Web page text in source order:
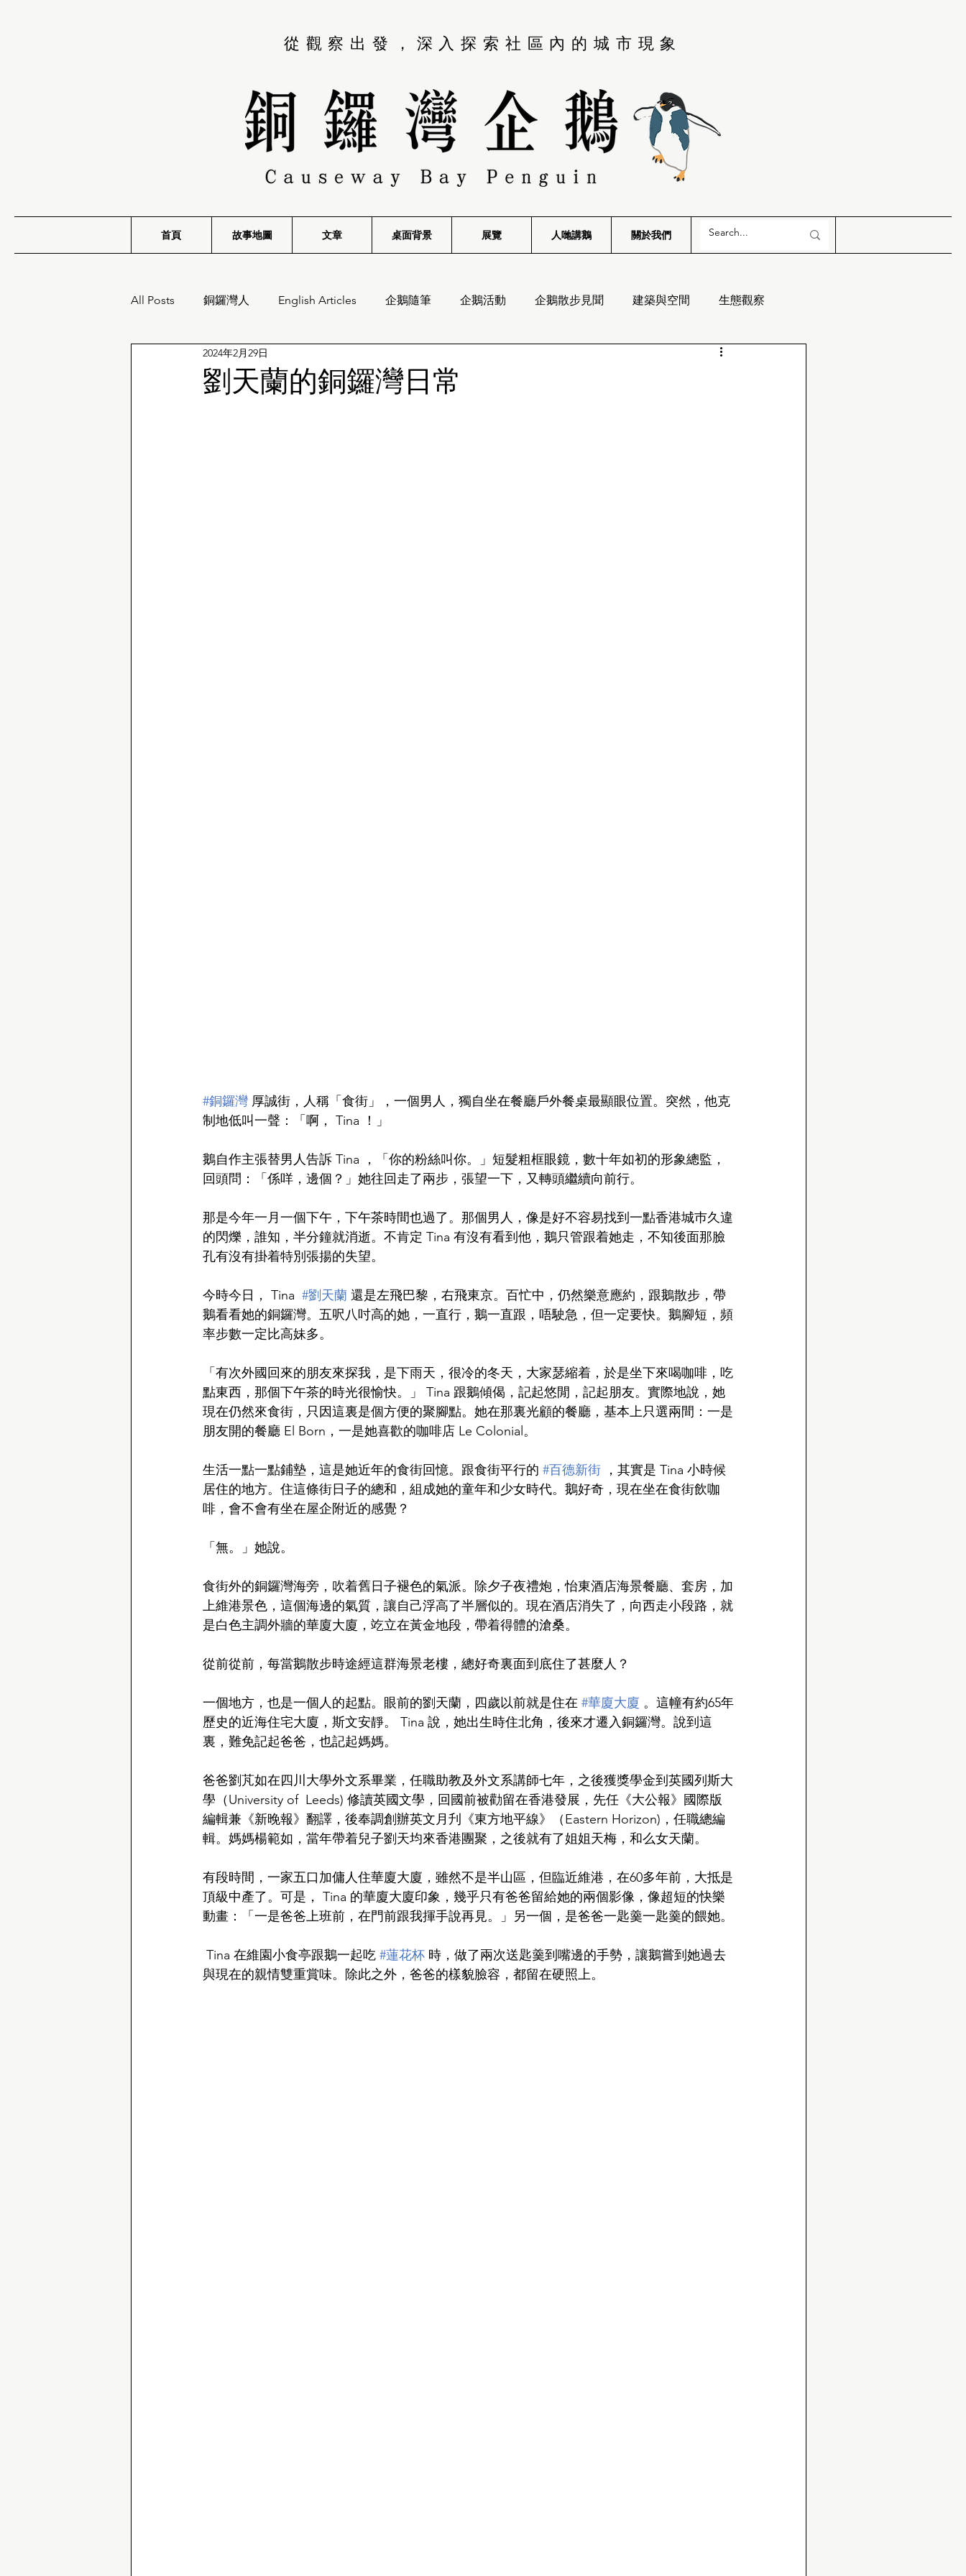
從觀察出發，深入探索社區內的城市現象
首頁 故事地圖 文章 桌面背景 展覽 ​人哋講鵝 關於我們
All Posts 銅鑼灣人 English Articles 企鵝隨筆 企鵝活動 企鵝散步見聞 建築與空間 生態觀察
企鵝冷知識
劉天蘭的銅鑼灣日常
2024年2月29日
#銅鑼灣 厚誠街，人稱「食街」，一個男人，獨自坐在餐廳戶外餐桌最顯眼位置。突然，他克
制地低叫一聲：「啊， Tina ！」
鵝自作主張替男人告訴 Tina ，「你的粉絲叫你。」短髮粗框眼鏡，數十年如初的形象總監，
回頭問：「係咩，邊個？」她往回走了兩步，張望一下，又轉頭繼續向前行。
那是今年一月一個下午，下午茶時間也過了。那個男人，像是好不容易找到一點香港城巿久違
的閃爍，誰知，半分鐘就消逝。不肯定 Tina 有沒有看到他，鵝只管跟着她走，不知後面那臉
孔有沒有掛着特別張揚的失望。
今時今日， Tina #劉天蘭 還是左飛巴黎，右飛東京。百忙中，仍然樂意應約，跟鵝散步，帶
鵝看看她的銅鑼灣。五呎八吋高的她，一直行，鵝一直跟，唔駛急，但一定要快。鵝腳短，頻
率步數一定比高妹多。
「有次外國回來的朋友來探我，是下雨天，很冷的冬天，大家瑟縮着，於是坐下來喝咖啡，吃
點東西，那個下午茶的時光很愉快。」 Tina 跟鵝傾偈，記起悠閒，記起朋友。實際地說，她
現在仍然來食街，只因這裏是個方便的聚腳點。她在那裏光顧的餐廳，基本上只選兩間：一是
朋友開的餐廳 El Born，一是她喜歡的咖啡店 Le Colonial。
生活一點一點鋪墊，這是她近年的食街回憶。跟食街平行的 #百德新街 ，其實是 Tina 小時候
居住的地方。住這條街日子的總和，組成她的童年和少女時代。鵝好奇，現在坐在食街飲咖
啡，會不會有坐在屋企附近的感覺？
「無。」她說。
食街外的銅鑼灣海旁，吹着舊日子褪色的氣派。除夕子夜禮炮，怡東酒店海景餐廳、套房，加
上維港景色，這個海邊的氣質，讓自己浮高了半層似的。現在酒店消失了，向西走小段路，就
是白色主調外牆的華廈大廈，䇄立在黃金地段，帶着得體的滄桑。
從前從前，每當鵝散步時途經這群海景老樓，總好奇裏面到底住了甚麼人？
一個地方，也是一個人的起點。眼前的劉天蘭，四歲以前就是住在 #華廈大廈 。這幢有約65年
歷史的近海住宅大廈，斯文安靜。 Tina 說，她出生時住北角，後來才遷入銅鑼灣。說到這
裏，難免記起爸爸，也記起媽媽。
爸爸劉芃如在四川大學外文系畢業，任職助教及外文系講師七年，之後獲獎學金到英國列斯大
學（University of  Leeds) 修讀英國文學，回國前被勸留在香港發展，先任《大公報》國際版
編輯兼《新晚報》翻譯，後奉調創辦英文月刋《東方地平線》（Eastern Horizon)，任職總編
輯。媽媽楊範如，當年帶着兒子劉天均來香港團聚，之後就有了姐姐天梅，和么女天蘭。
有段時間，一家五口加傭人住華廈大廈，雖然不是半山區，但臨近維港，在60多年前，大抵是
頂級中產了。可是， Tina 的華廈大廈印象，幾乎只有爸爸留給她的兩個影像，像超短的快樂
動畫：「一是爸爸上班前，在門前跟我揮手說再見。」另一個，是爸爸一匙羹一匙羹的餵她。
Tina 在維園小食亭跟鵝一起吃 #蓮花杯 時，做了兩次送匙羹到嘴邊的手勢，讓鵝嘗到她過去
與現在的親情雙重賞味。除此之外，爸爸的樣貌臉容，都留在硬照上。